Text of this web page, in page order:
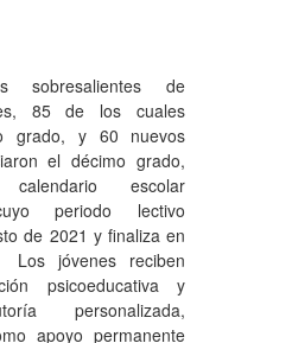
sobresalientes de
85 de los cuales
grado, y 60 nuevos
el décimo grado,
escolar
periodo lectivo
de 2021 y finaliza en
jóvenes reciben
psicoeducativa y
personalizada,
apoyo permanente